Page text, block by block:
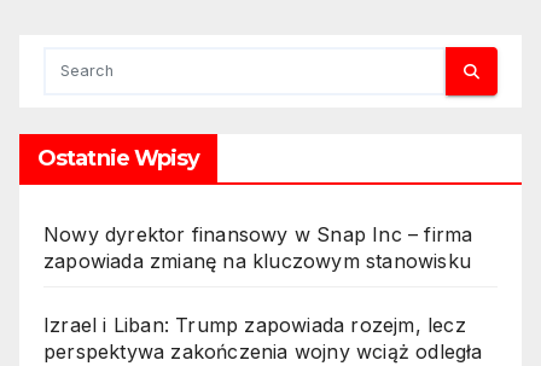
zapłacimy więcej za ropę? 3.
Perspektywa podwyżek cen
ropy po uderzeniu Ukrainy w
strategiczne cele Rosji 4.
Ataki Ukrainy na Rosję mogą
windować ceny ropy 5.
Rosyjski rynek ropy pod
presją po ukraińskich
działaniach – co to oznacza
dla cen?
Ostatnie Wpisy
Nowy dyrektor finansowy w Snap Inc – firma
zapowiada zmianę na kluczowym stanowisku
Izrael i Liban: Trump zapowiada rozejm, lecz
perspektywa zakończenia wojny wciąż odległa